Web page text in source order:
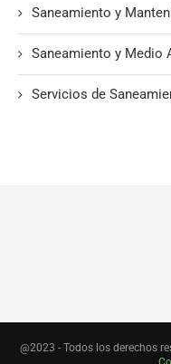
Saneamiento y
Saneamiento y Medio
Servicios de
@2023 - Todos los derechos